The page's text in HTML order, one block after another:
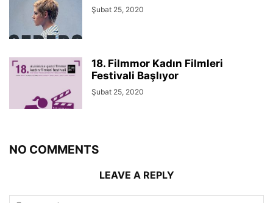
Şubat 25, 2020
18. Filmmor Kadın Filmleri
Festivali Başlıyor
Şubat 25, 2020
NO COMMENTS
LEAVE A REPLY